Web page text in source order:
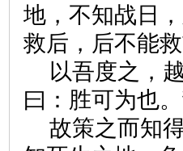
地，不知战日
救后，后不能
以吾度之，
曰：胜可为也
故策之而知